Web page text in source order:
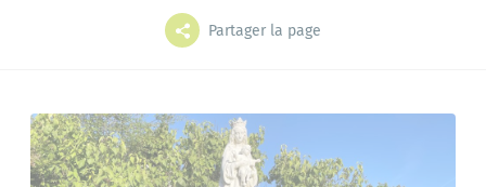
Partager la page
Grands projets Mes démarches
L'annuaire Le portail famille